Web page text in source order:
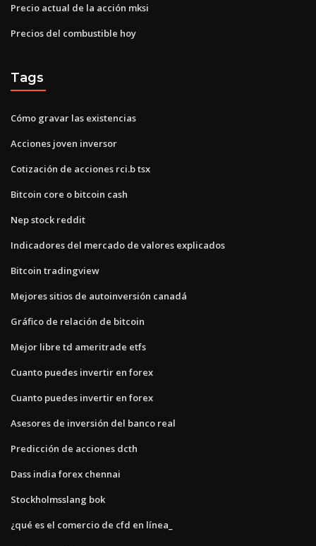
Precio actual de la acción mksi
Precios del combustible hoy
Tags
Cómo gravar las existencias
Acciones joven inversor
Cotización de acciones rci.b tsx
Bitcoin core o bitcoin cash
Nep stock reddit
Indicadores del mercado de valores explicados
Bitcoin tradingview
Mejores sitios de autoinversión canadá
Gráfico de relación de bitcoin
Mejor libre td ameritrade etfs
Cuanto puedes invertir en forex
Cuanto puedes invertir en forex
Asesores de inversión del banco real
Predicción de acciones dcth
Dass india forex chennai
Stockholmsslang bok
¿qué es el comercio de cfd en línea_